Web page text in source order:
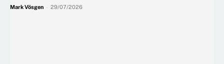
Mark Vösgen 29/07/2026